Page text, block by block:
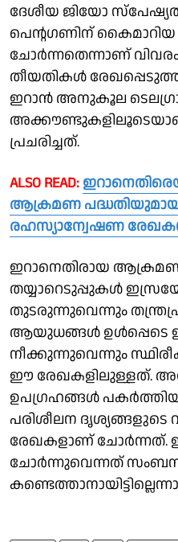
ദേശീയ ജിയോ
പെന്റഗണിന് കൈമാറിയ
ചോര്‍ന്നതെന്നാണ്
തീയതികൾ
ഇറാൻ അനുകൂല
പ്രചരിച്ചത്.
ALSO READ:
ആക്രമണ
രഹസ്യാന്വേഷണ
ഇറാനെതിരായ
തയ്യാറെടുപ്പുകൾ
തുടരുന്നുവെന്നും
ആയുധങ്ങൾ ഉൾപ്പെടെ
നീക്കുന്നുവെന്നും
ഈ രേഖകളിലുള്ളത്.
ഉപഗ്രഹങ്ങൾ
പരിശീലന
രേഖകളാണ്
ചോർന്നുവെന്നത്